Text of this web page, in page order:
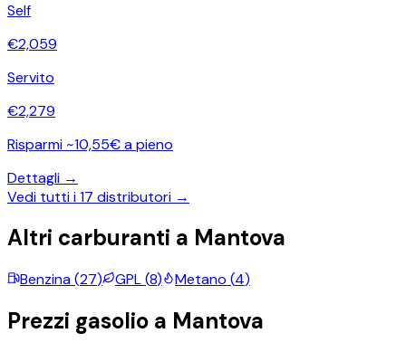
Self
€2,059
Servito
€2,279
Risparmi ~10,55€ a pieno
Dettagli →
Vedi tutti i17 distributori →
Altri carburanti a Mantova
Benzina(27) GPL(8) Metano (4)
Prezzi gasolio a Mantova